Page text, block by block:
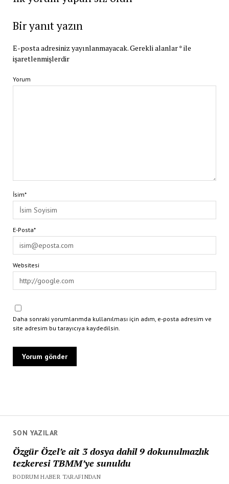
SON YAZILAR
Özgür Özel’e ait 3 dosya dahil 9 dokunulmazlık
tezkeresi TBMM’ye sunuldu
BODRUM HABER TARAFINDAN
Bir yanıt yazın
E-posta adresiniz yayınlanmayacak.Gerekli alanlar*ile
işaretlenmişlerdir
Yorum
İsim*
E-Posta*
Websitesi
Daha sonraki yorumlarımda kullanılması için adım, e-posta adresim ve
site adresim bu tarayıcıya kaydedilsin.